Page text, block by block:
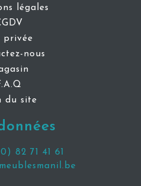
légales
privée
nous
du site
82 71 41 61